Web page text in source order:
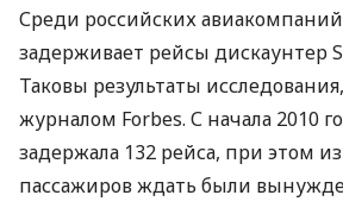
Среди российских
задерживает рейсы дискаунтер
Таковы результаты
журналом Forbes. С начала 2010
задержала 132 рейса, при этом
пассажиров ждать были